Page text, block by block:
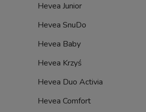
Hevea Junior
Hevea SnuDo
Hevea Baby
Hevea Krzyś
Hevea Duo Activia
Hevea Comfort